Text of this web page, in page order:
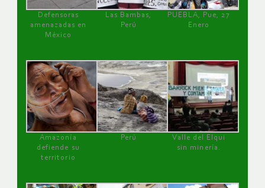
Defensoras
amenazadas en
México
Las Bambas,
Perú
PUEBLA, Pue, 27
Enero
Amazonía
defiende su
territorio
Perú
Valle del Elqui
sin minería.